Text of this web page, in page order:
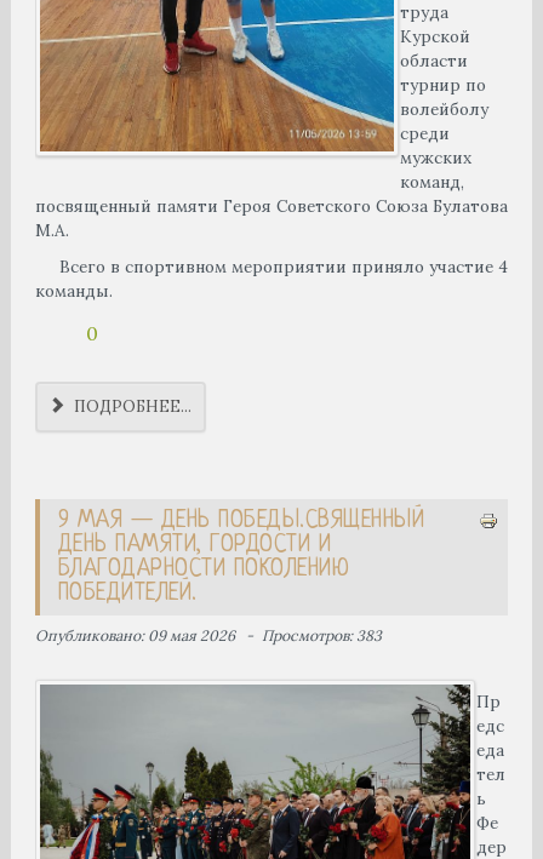
труда
Курской
области
турнир по
волейболу
среди
мужских
команд,
посвященный памяти Героя Советского Союза Булатова
М.А.
Всего в спортивном мероприятии приняло участие 4
команды.
0
ПОДРОБНЕЕ...
9 МАЯ — ДЕНЬ ПОБЕДЫ.СВЯЩЕННЫЙ
ДЕНЬ ПАМЯТИ, ГОРДОСТИ И
БЛАГОДАРНОСТИ ПОКОЛЕНИЮ
ПОБЕДИТЕЛЕЙ.
Опубликовано: 09 мая 2026 Просмотров: 383
Пр
едс
еда
тел
ь
Фе
дер